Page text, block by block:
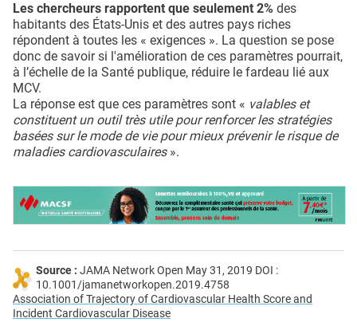
Les chercheurs rapportent que seulement 2% des
habitants des États-Unis et des autres pays riches
répondent à toutes les « exigences ». La question se pose
donc de savoir si l'amélioration de ces paramètres pourrait,
à l’échelle de la Santé publique, réduire le fardeau lié aux
MCV.
La réponse est que ces paramètres sont « valables et
constituent un outil très utile pour renforcer les stratégies
basées sur le mode de vie pour mieux prévenir le risque de
maladies cardiovasculaires».
Source : JAMA Network Open May 31, 2019 DOI :
10.1001/jamanetworkopen.2019.4758
Association of Trajectory of Cardiovascular Health Score and
Incident Cardiovascular Disease